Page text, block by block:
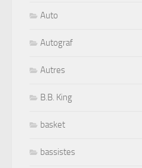
Auto
Autograf
Autres
B.B. King
basket
bassistes